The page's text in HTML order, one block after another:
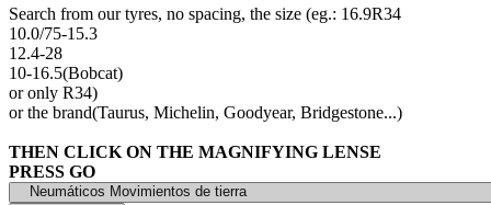
Search from our tyres, no spacing, the size (eg.: 16.9R34
10.0/75-15.3
12.4-28
10-16.5(Bobcat)
or only R34)
or the brand(Taurus, Michelin, Goodyear, Bridgestone...)
THEN CLICK ON THE MAGNIFYING LENSE
PRESS GO